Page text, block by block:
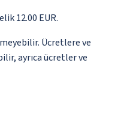
12.00 EUR.
Ücretlere ve
ayrıca ücretler ve